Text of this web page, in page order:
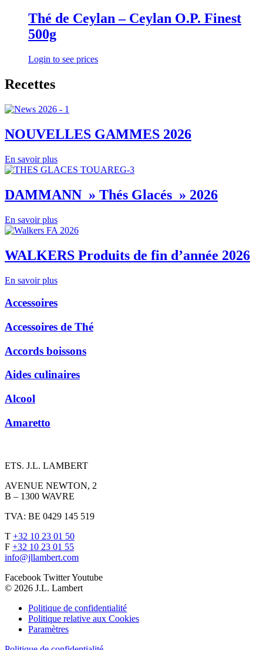
Thé de Ceylan – Ceylan O.P. Finest
500g
Login to see prices
Recettes
NOUVELLES GAMMES 2026
En savoir plus
DAMMANN » Thés Glacés » 2026
En savoir plus
WALKERS Produits de fin d’année 2026
En savoir plus
Accessoires
Accessoires de Thé
Accords boissons
Aides culinaires
Alcool
Amaretto
ETS. J.L. LAMBERT
AVENUE NEWTON, 2
B – 1300 WAVRE
TVA: BE 0429 145 519
T +32 10 23 01 50
F +32 10 23 01 55
info@jllambert.com
Facebook TwitterYoutube
© 2026 J.L. Lambert
Politique de confidentialité
Politique relative aux Cookies
Paramètres